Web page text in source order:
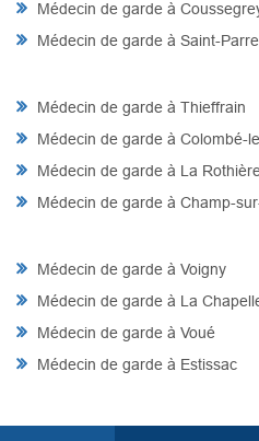
Médecin de garde à
Médecin de garde à Saint-
Médecin de garde à Thieffrain
Médecin de garde à Colombé-
Médecin de garde à La
Médecin de garde à Champ-
Médecin de garde à Voigny
Médecin de garde à La
Médecin de garde à Voué
Médecin de garde à Estissac